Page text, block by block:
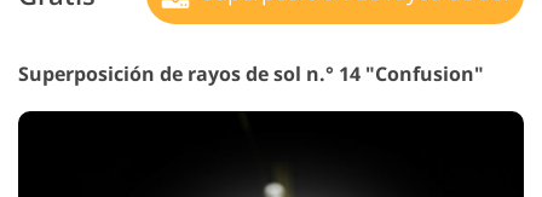
Superposición de rayos de sol n.° 14 "Confusion"